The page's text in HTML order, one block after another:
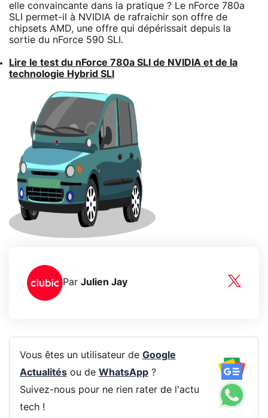
elle convaincante dans la pratique ? Le nForce 780a
SLI permet-il à NVIDIA de rafraichir son offre de
chipsets AMD, une offre qui dépérissait depuis la
sortie du nForce 590 SLI.
Lire le test du nForce 780a SLI de NVIDIA et de la
technologie Hybrid SLI
Par Julien Jay
Vous êtes un utilisateur de Google
Actualitésou de WhatsApp?
Suivez-nous pour ne rien rater de l'actu
tech !